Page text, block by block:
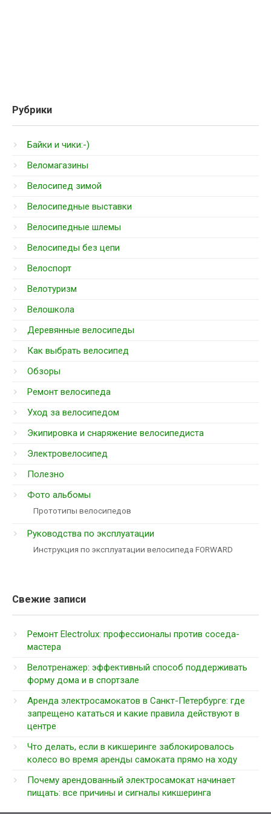
Рубрики
Байки и чики:-)
Веломагазины
Велосипед зимой
Велосипедные выставки
Велосипедные шлемы
Велосипеды без цепи
Велоспорт
Велотуризм
Велошкола
Деревянные велосипеды
Как выбрать велосипед
Обзоры
Ремонт велосипеда
Уход за велосипедом
Экипировка и снаряжение велосипедиста
Электровелосипед
Полезно
Фото альбомы
Прототипы велосипедов
Руководства по эксплуатации
Инструкция по эксплуатации велосипеда FORWARD
Свежие записи
Ремонт Electrolux: профессионалы против соседа-
мастера
Велотренажер: эффективный способ поддерживать
форму дома и в спортзале
Аренда электросамокатов в Санкт-Петербурге: где
запрещено кататься и какие правила действуют в
центре
Что делать, если в кикшеринге заблокировалось
колесо во время аренды самоката прямо на ходу
Почему арендованный электросамокат начинает
пищать: все причины и сигналы кикшеринга